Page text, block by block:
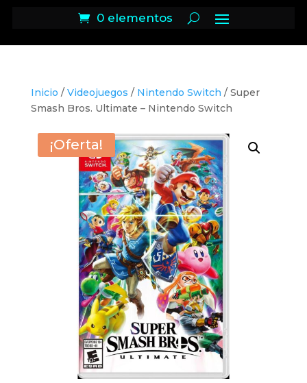
0 elementos
Inicio / Videojuegos / Nintendo Switch / Super
Smash Bros. Ultimate – Nintendo Switch
¡Oferta!